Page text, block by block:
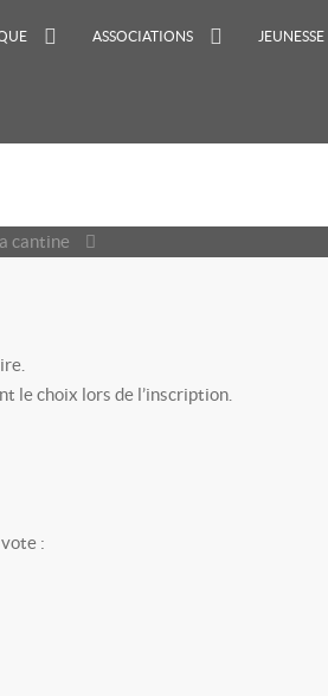
ASSOCIATIONS JEUNESSE
cantine
le choix lors de l’inscription.
: